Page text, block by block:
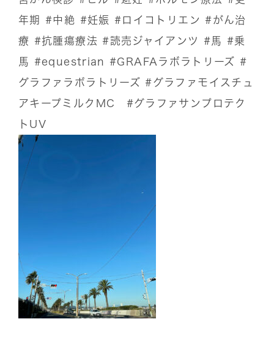
年期
#中絶 #妊娠 #ロイコトリエン #がん治
療 #抗腫瘍療法 #読売ジャイアンツ #馬
#乗
馬
#equestrian #GRAFAラボラトリーズ #
グラファラボラトリーズ #グラファモイスチュ
アキープミルクMC
#グラファサンプロテク
トUV